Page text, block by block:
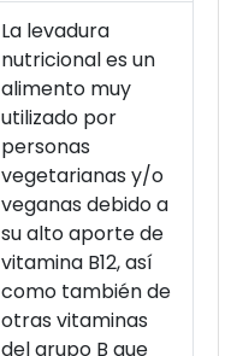
La levadura
nutricional es un
alimento muy
utilizado por
personas
vegetarianas y/o
veganas debido a
su alto aporte de
vitamina B12, así
como también de
otras vitaminas
del grupo B que